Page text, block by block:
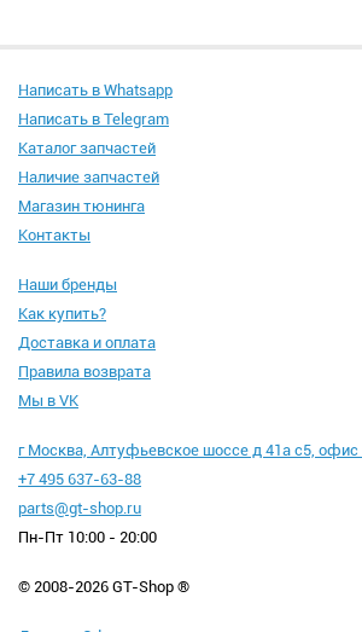
Написать в Whatsapp
Написать в Telegram
Каталог запчастей
Наличие запчастей
Магазин тюнинга
Контакты
Наши бренды
Как купить?
Доставка и оплата
Правила возврата
Мы в VK
г Москва, Алтуфьевское шоссе д 41а с5, офис
+7 495 637-63-88
parts@gt-shop.ru
Пн-Пт 10:00 - 20:00
© 2008-2026 GT-Shop ®